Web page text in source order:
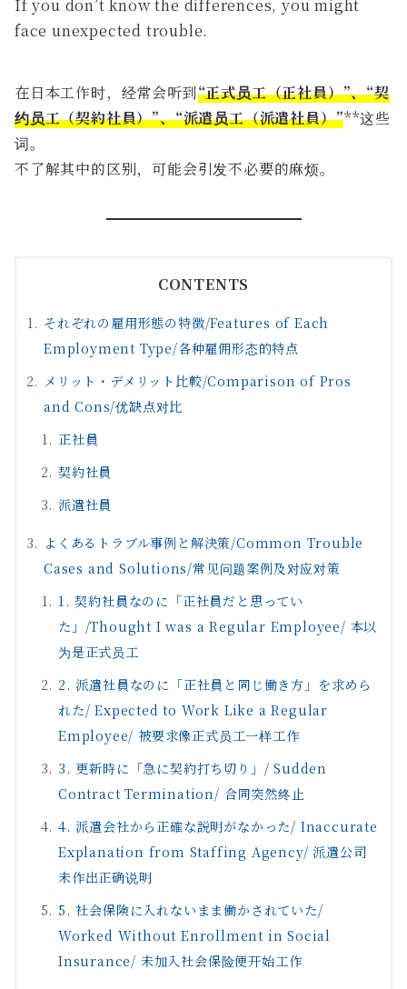
If you don’t know the differences, you might
face unexpected trouble.
在日本工作时，经常会听到“正式员工（正社員）”、“契
约员工（契約社員）”、“派遣员工（派遣社員）”**这些
词。
不了解其中的区别，可能会引发不必要的麻烦。
CONTENTS
それぞれの雇用形態の特徴/Features of Each
Employment Type/各种雇佣形态的特点
メリット・デメリット比較/Comparison of Pros
and Cons/优缺点对比
正社員
契約社員
派遣社員
よくあるトラブル事例と解決策/Common Trouble
Cases and Solutions/常见问题案例及对应对策
1. 契約社員なのに「正社員だと思ってい
た」/Thought I was a Regular Employee/ 本以
为是正式员工
2. 派遣社員なのに「正社員と同じ働き方」を求めら
れた/ Expected to Work Like a Regular
Employee/ 被要求像正式员工一样工作
3. 更新時に「急に契約打ち切り」/ Sudden
Contract Termination/ 合同突然终止
4. 派遣会社から正確な説明がなかった/ Inaccurate
Explanation from Staffing Agency/ 派遣公司
未作出正确说明
5. 社会保険に入れないまま働かされていた/
Worked Without Enrollment in Social
Insurance/ 未加入社会保险便开始工作